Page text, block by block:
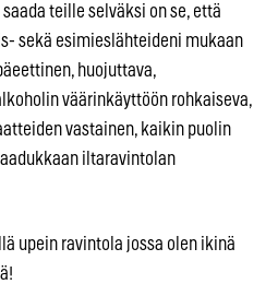
teille selväksi on se, että
sekä esimieslähteideni mukaan
huojuttava,
väärinkäyttöön rohkaiseva,
vastainen, kaikin puolin
iltaravintolan
upein ravintola jossa olen ikinä